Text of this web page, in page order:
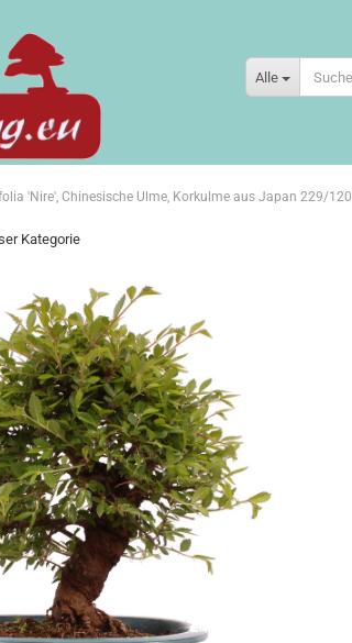
Alle
'Nire', Chinesische Ulme, Korkulme aus Japan 229/120
Kategorie